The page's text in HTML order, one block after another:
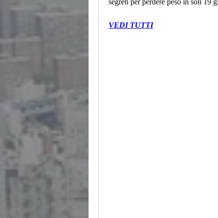
segreti per perdere peso in soli 19
VEDI TUTTI